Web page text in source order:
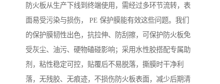
防火板从生产下线到终端使用，需经过多环节流转，表
面易受污染与损伤， PE 保护膜能有效这些问题。我们
的保护膜韧性出色，抗拉伸、防刮擦，可保护防火板免
受灰尘、油污、硬物磕碰影响；采用水性胶搭配专属助
剂，粘性稳定可控，贴覆后不易脱落，撕膜时干净利
落，无残胶、无痕迹，不损伤防火板表面，减少后期清